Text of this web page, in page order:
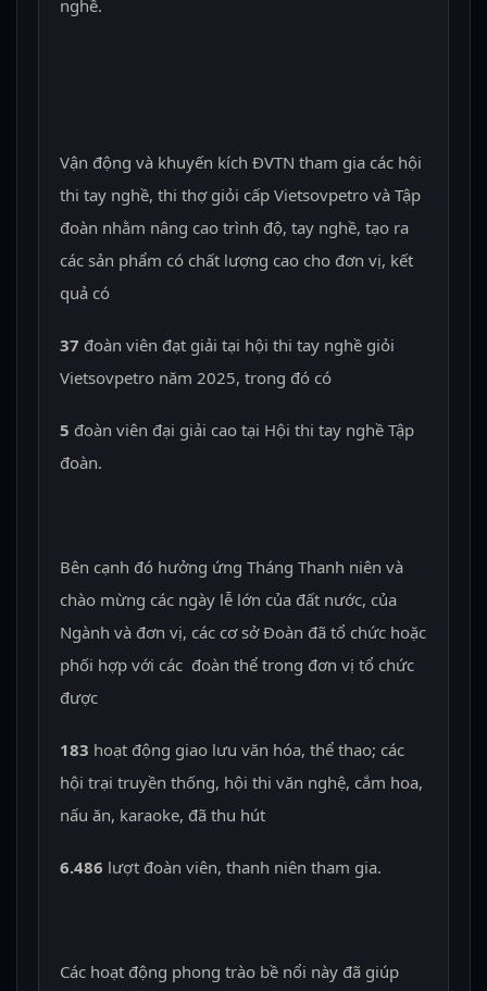
nghề.
Vận động và khuyến kích ĐVTN tham gia các hội
thi tay nghề, thi thợ giỏi cấp Vietsovpetro và Tập
đoàn nhằm nâng cao trình độ, tay nghề, tạo ra
các sản phẩm có chất lượng cao cho đơn vị, kết
quả có
37 đoàn viên đạt giải tại hội thi tay nghề giỏi
Vietsovpetro năm 2025, trong đó có
5 đoàn viên đại giải cao tại Hội thi tay nghề Tập
đoàn.
Bên cạnh đó hưởng ứng Tháng Thanh niên và
chào mừng các ngày lễ lớn của đất nước, của
Ngành và đơn vị, các cơ sở Đoàn đã tổ chức hoặc
phối hợp với các đoàn thể trong đơn vị tổ chức
được
183 hoạt động giao lưu văn hóa, thể thao; các
hội trại truyền thống, hội thi văn nghệ, cắm hoa,
nấu ăn, karaoke, đã thu hút
6.486 lượt đoàn viên, thanh niên tham gia.
Các hoạt động phong trào bề nổi này đã giúp